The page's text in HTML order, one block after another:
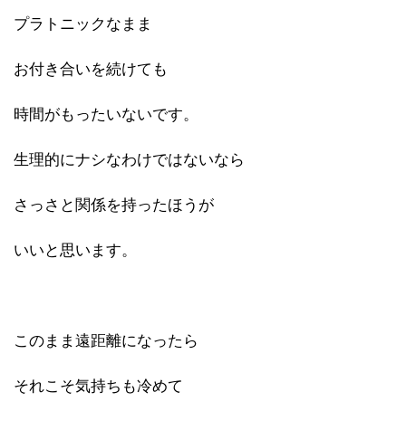
プラトニックなまま
お付き合いを続けても
時間がもったいないです。
生理的にナシなわけではないなら
さっさと関係を持ったほうが
いいと思います。
このまま遠距離になったら
それこそ気持ちも冷めて